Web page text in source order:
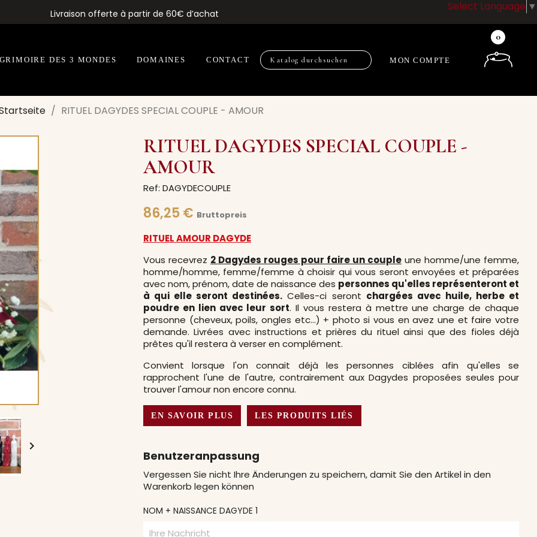
Livraison offerte à partir de 60€ d’achat
DES 3 MONDES DOMAINES CONTACT MON COMPTE
0
RITUEL DAGYDES SPECIAL COUPLE - AMOUR

RITUEL DAGYDES SPECIAL COUPLE -
AMOUR
Ref: DAGYDECOUPLE
86,25 € Bruttopreis
RITUEL AMOUR DAGYDE
Vous recevrez 2 Dagydes rouges pour faire un couple une homme/une femme,
homme/homme, femme/femme à choisir qui vous seront envoyées et préparées
avec nom, prénom, date de naissance des personnes qu'elles représenteront et
à qui elle seront destinées. Celles-ci seront chargées avec huile, herbe et
poudre en lien avec leur sort. Il vous restera à mettre une charge de chaque
personne (cheveux, poils, ongles etc...) + photo si vous en avez une et faire votre
demande. Livrées avec instructions et prières du rituel ainsi que des fioles déjà
prêtes qu'il restera à verser en complément.
Convient lorsque l'on connait déjà les personnes ciblées afin qu'elles se
rapprochent l'une de l'autre, contrairement aux Dagydes proposées seules pour
trouver l'amour non encore connu.
EN SAVOIR PLUS LES PRODUITS LIÉS
Benutzeranpassung
Vergessen Sie nicht Ihre Änderungen zu speichern, damit Sie den Artikel in den
Warenkorb legen können
NOM + NAISSANCE DAGYDE 1
Select Language ▼